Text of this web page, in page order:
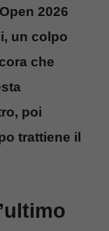
2026
un colpo
che
poi
trattiene il